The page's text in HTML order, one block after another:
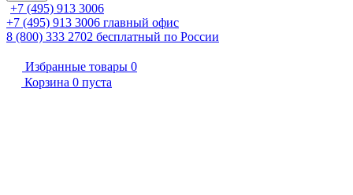
+7 (495) 913 3006
+7 (495) 913 3006 главный офис
8 (800) 333 2702 бесплатный по России
Избранные товары 0
Корзина 0 пуста